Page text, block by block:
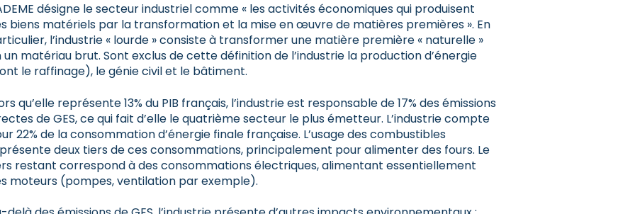
désigne le secteur industriel comme « les activités économiques qui produisent
biens matériels par la transformation et la mise en œuvre de matières premières ». En
l’industrie « lourde » consiste à transformer une matière première « naturelle »
un matériau brut. Sont exclus de cette définition de l’industrie la production d’énergie
le raffinage), le génie civil et le bâtiment.
qu’elle représente 13% du PIB français, l’industrie est responsable de 17% des émissions
de GES, ce qui fait d’elle le quatrième secteur le plus émetteur. L’industrie compte
22% de la consommation d’énergie finale française. L’usage des combustibles
deux tiers de ces consommations, principalement pour alimenter des fours. Le
restant correspond à des consommations électriques, alimentant essentiellement
moteurs (pompes, ventilation par exemple).